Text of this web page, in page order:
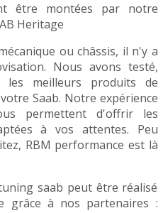
être montées par notre
Heritage
ou châssis, il n'y a
Nous avons testé,
les meilleurs produits de
Saab. Notre expérience
permettent d'offrir les
à vos attentes. Peu
RBM performance est là
saab peut être réalisé
grâce à nos partenaires :